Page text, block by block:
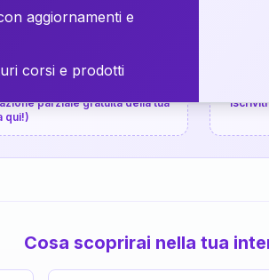
gratuita
parziale gratuita della tua
qui!)
Iscriviti
Cosa scoprirai nella tua
aggiornamenti e
corsi e prodotti